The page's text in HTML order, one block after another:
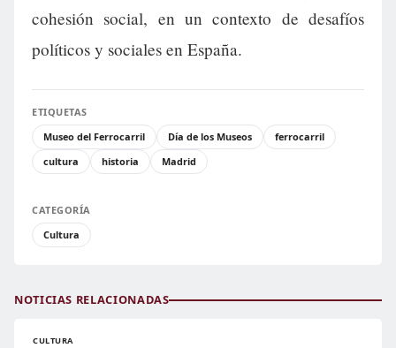
cohesión social, en un contexto de desafíos
políticos y sociales en España.
ETIQUETAS
Museo del Ferrocarril
Día de los Museos
ferrocarril
cultura
historia Madrid
CATEGORÍA
Cultura
NOTICIAS RELACIONADAS
CULTURA